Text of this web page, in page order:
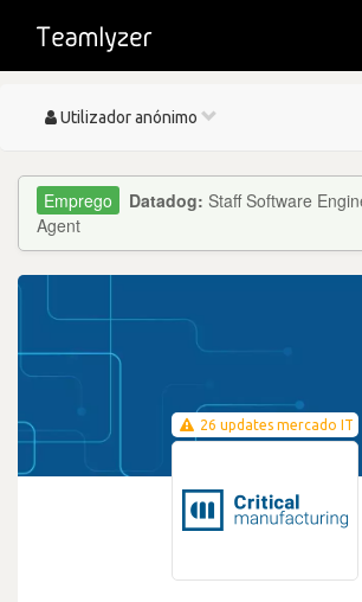
Toggle
Utilizador anónimo
Datadog: Staff Software
Agent
26 updates mercado IT